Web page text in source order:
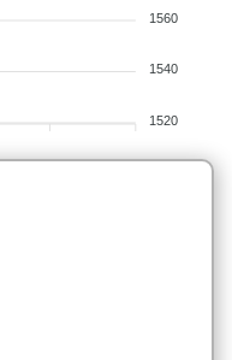
1560
1540
1520